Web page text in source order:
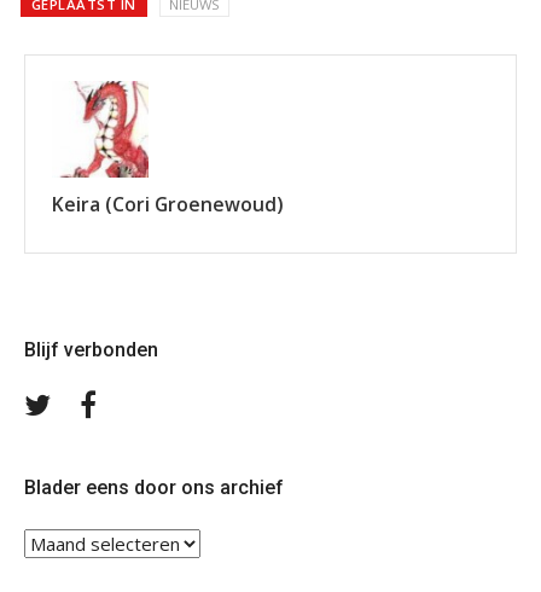
GEPLAATST IN NIEUWS
Keira (Cori Groenewoud)
Blijf verbonden
Volg
Blader eens door ons archief
Blader
eens